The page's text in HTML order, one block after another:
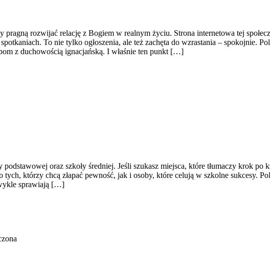
rozwijać relację z Bogiem w realnym życiu. Strona internetowa tej
To nie tylko ogłoszenia, ale też zachęta do wzrastania – spokojnie.
z duchowością ignacjańską. I właśnie ten punkt […]
oraz szkoły średniej. Jeśli szukasz miejsca, które tłumaczy krok
którzy chcą złapać pewność, jak i osoby, które celują w szkolne sukcesy.
sprawiają […]